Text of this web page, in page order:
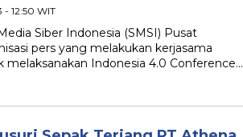
- 12:50 WIT
Siber Indonesia (SMSI) Pusat
pers yang melakukan kerjasama
melaksanakan Indonesia 4.0 Conference…